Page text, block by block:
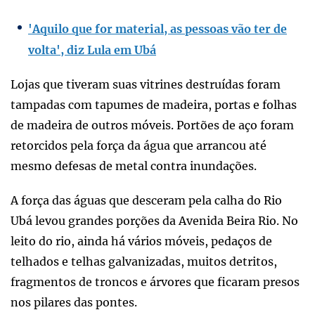
'Aquilo que for material, as pessoas vão ter de
volta', diz Lula em Ubá
Lojas que tiveram suas vitrines destruídas foram
tampadas com tapumes de madeira, portas e folhas
de madeira de outros móveis. Portões de aço foram
retorcidos pela força da água que arrancou até
mesmo defesas de metal contra inundações.
A força das águas que desceram pela calha do Rio
Ubá levou grandes porções da Avenida Beira Rio. No
leito do rio, ainda há vários móveis, pedaços de
telhados e telhas galvanizadas, muitos detritos,
fragmentos de troncos e árvores que ficaram presos
nos pilares das pontes.